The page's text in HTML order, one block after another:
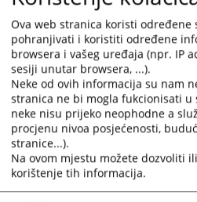
Odlukom VSTV BiH od
sucem Kantonalnog suda u
1990
MARTINA BAKOVIĆ
Ova web stranica koristi određene
pohranjivati i koristiti određene
browsera i vašeg uređaja (npr. IP
sesiji unutar browsera, ...).
Neke od ovih informacija su nam
stranica ne bi mogla fukcionisati u
neke nisu prijeko neophodne a
procjenu nivoa posjećenosti,
stranice...).
Na ovom mjestu možete dozvoliti
korištenje tih informacija.